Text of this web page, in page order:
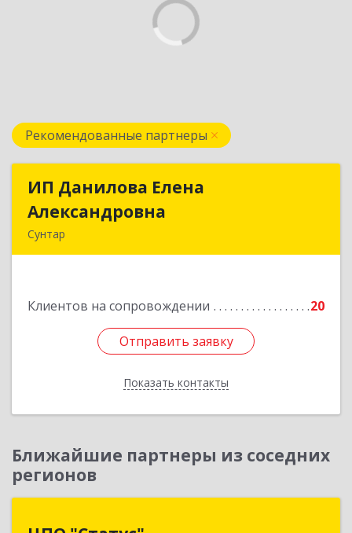
Рекомендованные партнеры
ИП Данилова Елена
Александровна
Сунтар
Клиентов на сопровождении 20
Отправить заявку
Показать контакты
ИП Данилова Елена
Отправить заявку
Назад
Ближайшие партнеры из соседних
регионов